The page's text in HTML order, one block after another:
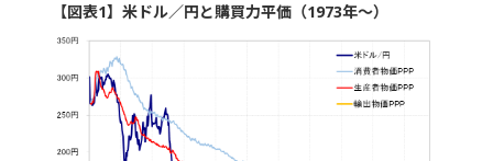
【図表1】米ドル／円と購買力平価（1973年～）